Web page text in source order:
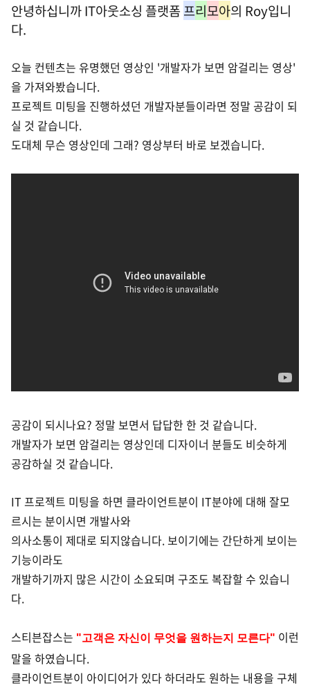
안녕하십니까 IT아웃소싱 플랫폼 프리모아의 Roy입니
다.
오늘 컨텐츠는 유명했던 영상인 '개발자가 보면 암걸리는 영상'
을 가져와봤습니다.
프로젝트 미팅을 진행하셨던 개발자분들이라면 정말 공감이 되
실 것 같습니다.
도대체 무슨 영상인데 그래? 영상부터 바로 보겠습니다.
공감이 되시나요? 정말 보면서 답답한 한 것 같습니다.
개발자가 보면 암걸리는 영상인데 디자이너 분들도 비슷하게
공감하실 것 같습니다.
IT 프로젝트 미팅을 하면 클라이언트분이 IT분야에 대해 잘모
르시는 분이시면 개발사와
의사소통이 제대로 되지않습니다. 보이기에는 간단하게 보이는
기능이라도
개발하기까지 많은 시간이 소요되며 구조도 복잡할 수 있습니
다.
스티븐잡스는 "고객은 자신이 무엇을 원하는지 모른다" 이런
말을 하였습니다.
클라이언트분이 아이디어가 있다 하더라도 원하는 내용을 구체